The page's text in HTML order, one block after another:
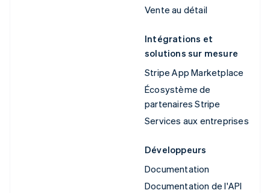
Vente au détail
Intégrations et
solutions sur mesure
Stripe App Marketplace
Écosystème de
partenaires Stripe
Services aux entreprises
Développeurs
Documentation
Documentation de l'API